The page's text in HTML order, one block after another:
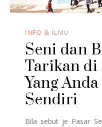
INFO & ILMU
Seni dan
Tarikan di
Yang
Sendiri
Bila sebut je Pasar